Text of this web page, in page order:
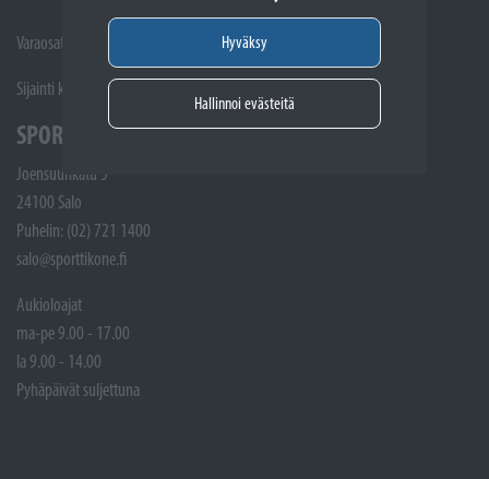
Hyväksy
Hallinnoi evästeitä
Varaosat ja Huoltotöiden vastaanotto: (02) 748 9315
Sijainti kartalla
SPORTTIKONE SALO
Joensuunkatu 5
24100 Salo
Puhelin: (02) 721 1400
salo@sporttikone.fi
Aukioloajat
ma-pe 9.00 - 17.00
la 9.00 - 14.00
Pyhäpäivät suljettuna